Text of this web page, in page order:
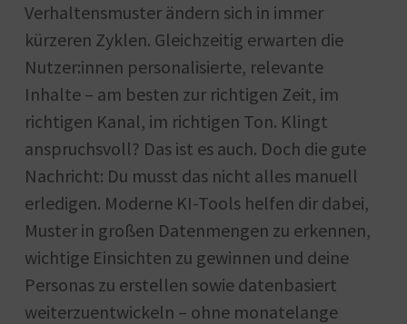
Verhaltensmuster ändern sich in immer
kürzeren Zyklen. Gleichzeitig erwarten die
Nutzer:innen personalisierte, relevante
Inhalte – am besten zur richtigen Zeit, im
richtigen Kanal, im richtigen Ton. Klingt
anspruchsvoll? Das ist es auch. Doch die gute
Nachricht: Du musst das nicht alles manuell
erledigen. Moderne KI-Tools helfen dir dabei,
Muster in großen Datenmengen zu erkennen,
wichtige Einsichten zu gewinnen und deine
Personas zu erstellen sowie datenbasiert
weiterzuentwickeln – ohne monatelange